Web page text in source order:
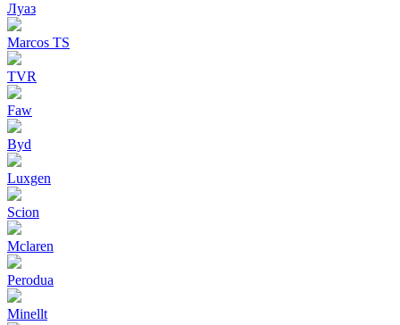
Луаз
Marcos TS
TVR
Faw
Byd
Luxgen
Scion
Mclaren
Perodua
Minellt